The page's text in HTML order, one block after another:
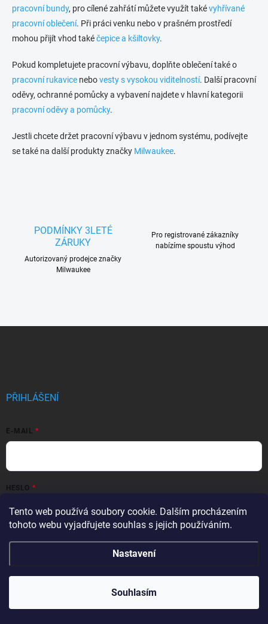
Tento web používá soubory cookie. Dalším procházením
tohoto webu vyjadřujete souhlas s jejich používáním.
Nastavení
Souhlasím
pracovní bundy, pro cílené zahřátí můžete využít takévyhřívané
pracovní oblečení. Při práci venku nebo v prašném prostředí
mohou přijít vhod takéčepice a kšiltovky.
Pokud kompletujete pracovní výbavu, doplňte oblečení také o
pracovní rukavice nebovesty s vysokou viditelností. Další pracovní
oděvy, ochranné pomůcky a vybavení najdete v hlavní kategorii
pracovní oděvy a pomůcky.
Jestli chcete držet pracovní výbavu v jednom systému, podívejte
se také na další produkty značky Milwaukee.
PODMÍNKY 3LETÉ
ZÁRUKY
Autorizovaný prodejce značky
Milwaukee
Pro registrované zákazníky
nabízíme spoustu výhod
PŘIHLÁŠENÍ
E-MAIL
HESLO
Přihlásit se
Zapomenuté heslo